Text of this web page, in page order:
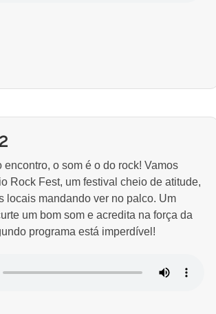
encontro, o som é o do rock! Vamos
Rock Fest, um festival cheio de atitude,
locais mandando ver no palco. Um
um bom som e acredita na força da
programa está imperdível!